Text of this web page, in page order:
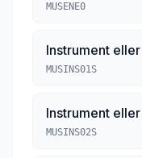
MUSENE0
Instrument eller
MUSINS01S
Instrument
MUSINS02S